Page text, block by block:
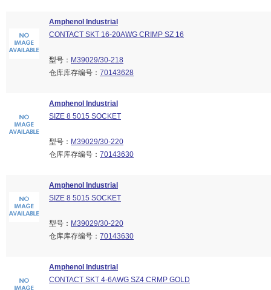
Amphenol Industrial
CONTACT SKT 16-20AWG CRIMP SZ 16
型号： M39029/30-218
仓库库存编号： 70143628
Amphenol Industrial
SIZE 8 5015 SOCKET
型号： M39029/30-220
仓库库存编号： 70143630
Amphenol Industrial
SIZE 8 5015 SOCKET
型号： M39029/30-220
仓库库存编号： 70143630
Amphenol Industrial
CONTACT SKT 4-6AWG SZ4 CRMP GOLD